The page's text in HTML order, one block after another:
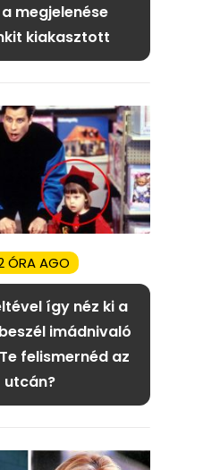
megjelenése
kiakasztott
ÓRA AGO
így néz ki a
imádnivaló
felismernéd az
utcán?